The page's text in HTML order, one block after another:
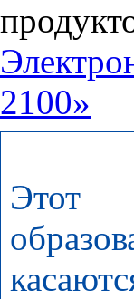
2100»
Этот